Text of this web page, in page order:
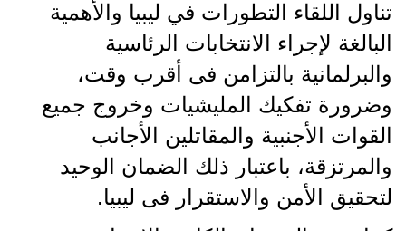
تناول اللقاء التطورات في ليبيا والأهمية
البالغة لإجراء الانتخابات الرئاسية
والبرلمانية بالتزامن فى أقرب وقت،
وضرورة تفكيك المليشيات وخروج جميع
القوات الأجنبية والمقاتلين الأجانب
والمرتزقة، باعتبار ذلك الضمان الوحيد
لتحقيق الأمن والاستقرار فى ليبيا.